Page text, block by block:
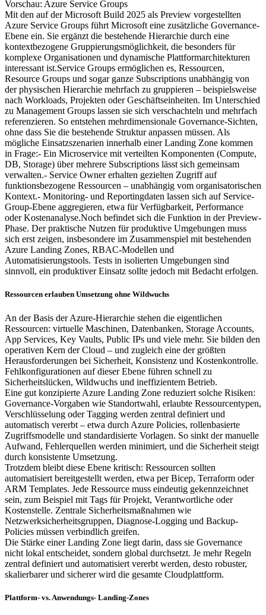
Vorschau: Azure Service Groups
Mit den auf der Microsoft Build 2025 als Preview vorgestellten
Azure Service Groups führt Microsoft eine zusätzliche Governance-
Ebene ein. Sie ergänzt die bestehende Hierarchie durch eine
kontextbezogene Gruppierungsmöglichkeit, die besonders für
komplexe Organisationen und dynamische Plattformarchitekturen
interessant ist.Service Groups ermöglichen es, Ressourcen,
Resource Groups und sogar ganze Subscriptions unabhängig von
der physischen Hierarchie mehrfach zu gruppieren – beispielsweise
nach Workloads, Projekten oder Geschäftseinheiten. Im Unterschied
zu Management Groups lassen sie sich verschachteln und mehrfach
referenzieren. So entstehen mehrdimensionale Governance-Sichten,
ohne dass Sie die bestehende Struktur anpassen müssen. Als
mögliche Einsatzszenarien innerhalb einer Landing Zone kommen
in Frage:- Ein Microservice mit verteilten Komponenten (Compute,
DB, Storage) über mehrere Subscriptions lässt sich gemeinsam
verwalten.- Service Owner erhalten gezielten Zugriff auf
funktionsbezogene Ressourcen – unabhängig vom organisatorischen
Kontext.- Monitoring- und Reportingdaten lassen sich auf Service-
Group-Ebene aggregieren, etwa für Verfügbarkeit, Performance
oder Kostenanalyse.Noch befindet sich die Funktion in der Preview-
Phase. Der praktische Nutzen für produktive Umgebungen muss
sich erst zeigen, insbesondere im Zusammenspiel mit bestehenden
Azure Landing Zones, RBAC-Modellen und
Automatisierungstools. Tests in isolierten Umgebungen sind
sinnvoll, ein produktiver Einsatz sollte jedoch mit Bedacht erfolgen.
Ressourcen erlauben Umsetzung ohne Wildwuchs
An der Basis der Azure-Hierarchie stehen die eigentlichen
Ressourcen: virtuelle Maschinen, Datenbanken, Storage Accounts,
App Services, Key Vaults, Public IPs und viele mehr. Sie bilden den
operativen Kern der Cloud – und zugleich eine der größten
Herausforderungen bei Sicherheit, Konsistenz und Kostenkontrolle.
Fehlkonfigurationen auf dieser Ebene führen schnell zu
Sicherheitslücken, Wildwuchs und ineffizientem Betrieb.
Eine gut konzipierte Azure Landing Zone reduziert solche Risiken:
Governance-Vorgaben wie Standortwahl, erlaubte Ressourcentypen,
Verschlüsselung oder Tagging werden zentral definiert und
automatisch vererbt – etwa durch Azure Policies, rollenbasierte
Zugriffsmodelle und standardisierte Vorlagen. So sinkt der manuelle
Aufwand, Fehlerquellen werden minimiert, und die Sicherheit steigt
durch konsistente Umsetzung.
Trotzdem bleibt diese Ebene kritisch: Ressourcen sollten
automatisiert bereitgestellt werden, etwa per Bicep, Terraform oder
ARM Templates. Jede Ressource muss eindeutig gekennzeichnet
sein, zum Beispiel mit Tags für Projekt, Verantwortliche oder
Kostenstelle. Zentrale Sicherheitsmaßnahmen wie
Netzwerksicherheitsgruppen, Diagnose-Logging und Backup-
Policies müssen verbindlich greifen.
Die Stärke einer Landing Zone liegt darin, dass sie Governance
nicht lokal entscheidet, sondern global durchsetzt. Je mehr Regeln
zentral definiert und automatisiert vererbt werden, desto robuster,
skalierbarer und sicherer wird die gesamte Cloudplattform.
Plattform- vs. Anwendungs- Landing-Zones